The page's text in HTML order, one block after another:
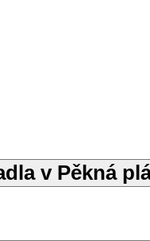
v Pěkná